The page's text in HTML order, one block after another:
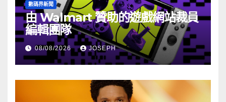
數碼界新聞
由 Walmart 贊助的遊戲網站裁員
編輯團隊
08/08/2026 JOSEPH